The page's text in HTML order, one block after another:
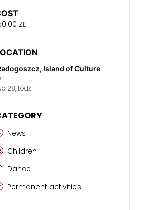
ZŁ
Island of Culture
28, Łódź
News
Children
Dance
Permanent activities